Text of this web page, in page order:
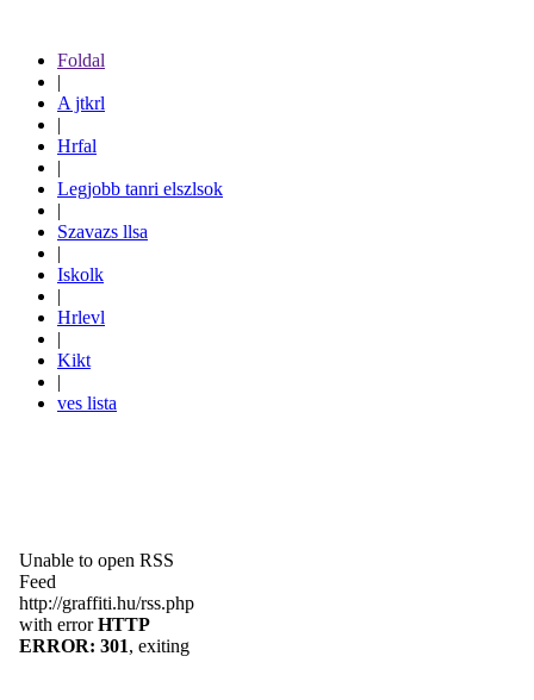
Foldal
|
A jtkrl
|
Hrfal
|
Legjobb tanri elszlsok
|
Szavazs llsa
|
Iskolk
|
Hrlevl
|
Kikt
|
ves lista